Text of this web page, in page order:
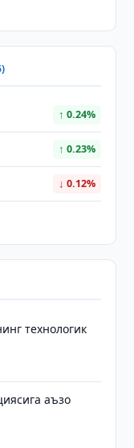
↑ 0.24%
↑ 0.23%
↓ 0.12%
технологик
аъзо